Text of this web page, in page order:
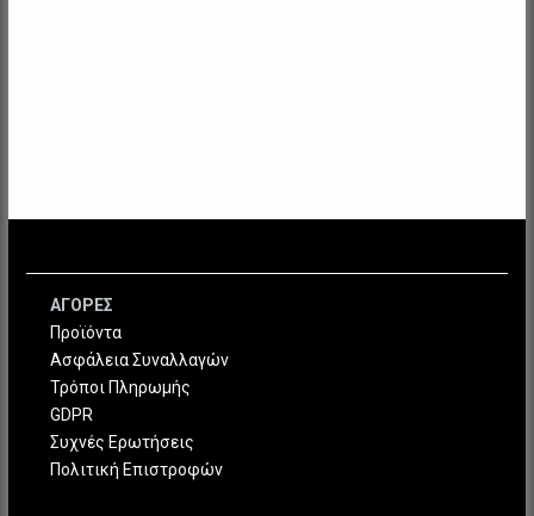
ΑΓΟΡΕΣ
Προϊόντα
Ασφάλεια Συναλλαγών
Τρόποι Πληρωμής
GDPR
Συχνές Ερωτήσεις
Πολιτική Επιστροφών